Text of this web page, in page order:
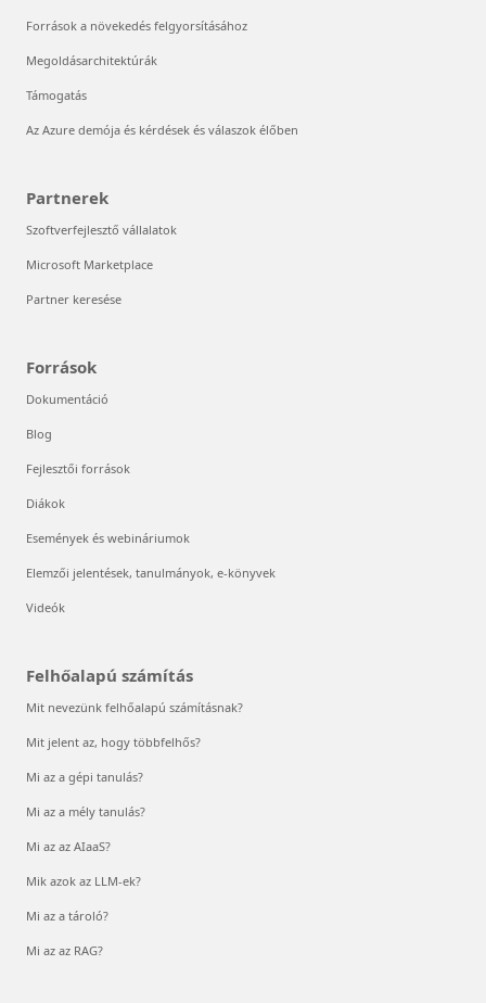
Források a növekedés felgyorsításához
Megoldásarchitektúrák
Támogatás
Az Azure demója és kérdések és válaszok élőben
Partnerek
Szoftverfejlesztő vállalatok
Microsoft Marketplace
Partner keresése
Források
Dokumentáció
Blog
Fejlesztői források
Diákok
Események és webináriumok
Elemzői jelentések, tanulmányok, e-könyvek
Videók
Felhőalapú számítás
Mit nevezünk felhőalapú számításnak?
Mit jelent az, hogy többfelhős?
Mi az a gépi tanulás?
Mi az a mély tanulás?
Mi az az AIaaS?
Mik azok az LLM-ek?
Mi az a tároló?
Mi az az RAG?